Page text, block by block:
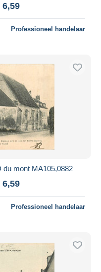
6,59
Professioneel handelaar
mont MA105,0882
6,59
Professioneel handelaar